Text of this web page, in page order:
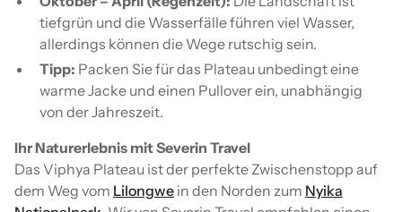
tiefgrün und die Wasserfälle führen viel Wasser,
allerdings können die Wege rutschig sein.
Tipp: Packen Sie für das Plateau unbedingt eine
warme Jacke und einen Pullover ein, unabhängig
von der Jahreszeit.
Ihr Naturerlebnis mit Severin Travel
Das Viphya Plateau ist der perfekte Zwischenstopp auf
dem Weg vom Lilongwe in den Norden zum Nyika